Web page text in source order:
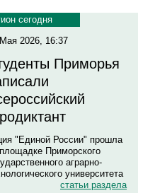
сегодня
2026, 16:37
Приморья
"Единой России" прошла
Приморского
аграрно-
университета
статьи раздела